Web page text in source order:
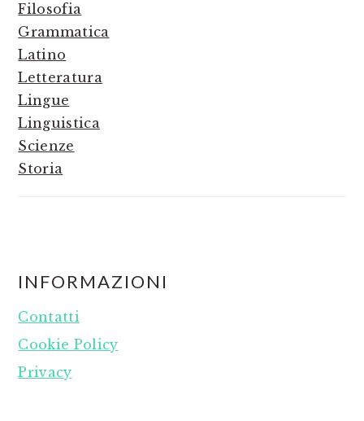
Filosofia
Grammatica
Latino
Letteratura
Lingue
Linguistica
Scienze
Storia
FOOTER
INFORMAZIONI
Contatti
Cookie Policy
Privacy